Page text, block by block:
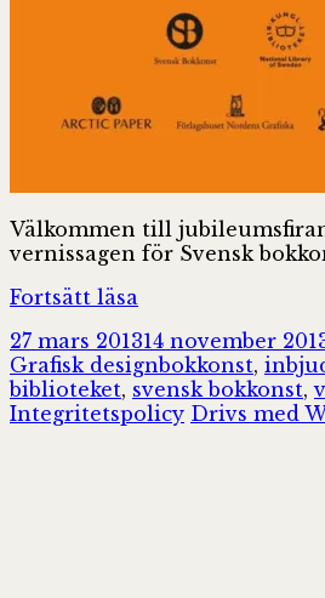
Välkommen till
vernissagen för Svensk
Fortsätt läsa
80
år
Postat
27 mars 201314 november
Grafisk designTaggar
bokkonst,
biblioteket, svensk bokkonst,
Integritetspolicy Drivs med